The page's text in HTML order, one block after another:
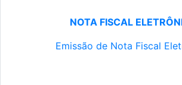
NOTA FISCAL
Emissão de Nota Fiscal